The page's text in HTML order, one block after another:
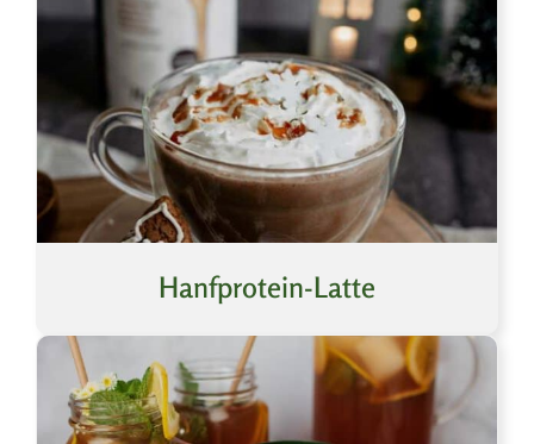
Hanfprotein-Latte